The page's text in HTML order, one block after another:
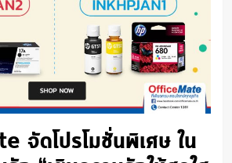
จัดโปรโมชั่นพิเศษ ใน